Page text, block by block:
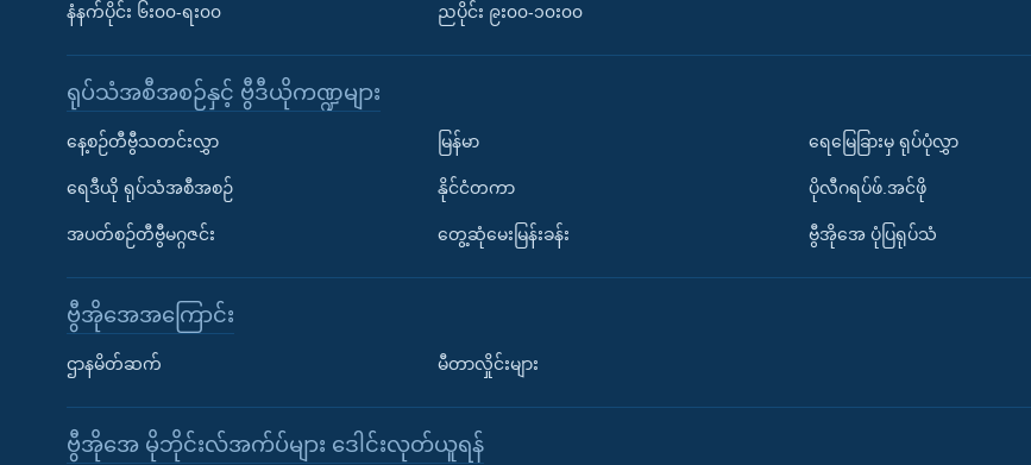
Learning English
နံနက်ပိုင်း ၆း၀၀-ရး၀၀ ညပိုင်း ၉း၀၀-၁၀း၀၀
ရုပ်သံအစီအစဉ်နှင့် ဗွီဒီယိုကဏ္ဍများ
နေ့စဉ်တီဗွီသတင်းလွှာ
ရေဒီယို ရုပ်သံအစီအစဉ်
အပတ်စဉ်တီဗွီမဂ္ဂဇင်း
မြန်မာ
နိုင်ငံတကာ
တွေ့ဆုံမေးမြန်းခန်း
ရေမြေခြားမှ ရုပ်ပုံလွှာ
ပိုလီဂရပ်ဖ်.အင်ဖို
ဗွီအိုအေ ပုံပြရုပ်သံ
ဗွီအိုအေအကြောင်း
ဌာနမိတ်ဆက် မီတာလှိုင်းများ
ဗွီအိုအေ မိုဘိုင်းလ်အက်ပ်များ ဒေါင်းလုတ်ယူရန်